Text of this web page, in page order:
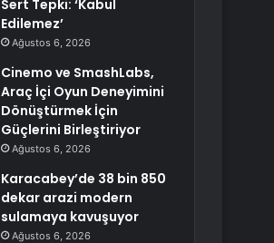
Sert Tepki: ‘Kabul
Edilemez’
Ağustos 6, 2026
Cinemo ve SmashLabs,
Araç İçi Oyun Deneyimini
Dönüştürmek İçin
Güçlerini Birleştiriyor
Ağustos 6, 2026
Karacabey’de 38 bin 850
dekar arazi modern
sulamaya kavuşuyor
Ağustos 6, 2026